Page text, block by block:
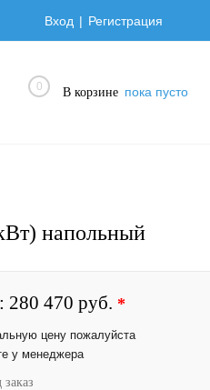
Вход Регистрация
0 В корзине пока пусто
напольный
280 470 руб. *
цену пожалуйста
у менеджера